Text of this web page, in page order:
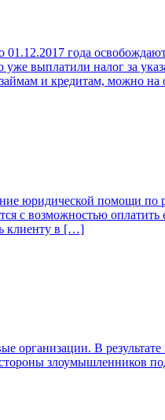
года
выплатили налог за
и кредитам, можно
юридической помощи по
с возможностью
клиенту в […]
В результате
злоумышленников